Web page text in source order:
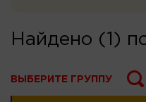
Найдено (1)
ВЫБЕРИТЕ ГРУППУ